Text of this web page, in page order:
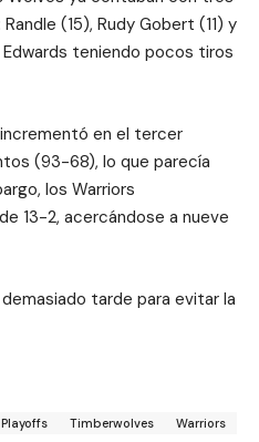
(15), Rudy Gobert (11) y
Edwards teniendo pocos tiros
en el tercer
(93-68), lo que parecía
los Warriors
13-2, acercándose a nueve
tarde para evitar la
Playoffs Timberwolves Warriors